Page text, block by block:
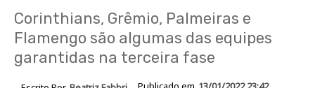
Corinthians, Grêmio, Palmeiras e
Flamengo são algumas das equipes
garantidas na terceira fase